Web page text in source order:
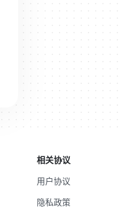
相关协议
用户协议
隐私政策